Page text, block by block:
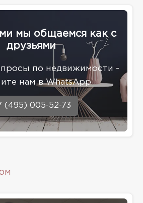
мы общаемся как с
друзьями
по недвижимости -
нам в WhatsApp
(495) 005-52-73